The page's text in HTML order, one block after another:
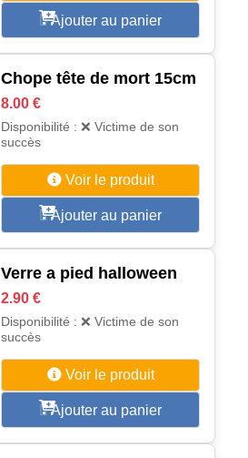
Ajouter au panier
Chope tête de mort 15cm
8.00 €
Disponibilité : ❌ Victime de son
succès
Voir le produit
Ajouter au panier
Verre a pied halloween
2.90 €
Disponibilité : ❌ Victime de son
succès
Voir le produit
Ajouter au panier